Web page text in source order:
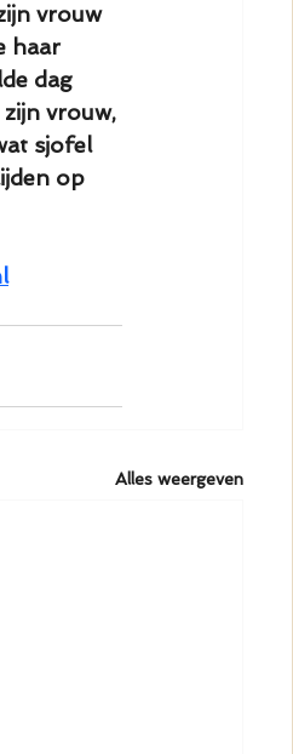
vrouw
haar
dag
vrouw,
sjofel
op
Alles weergeven